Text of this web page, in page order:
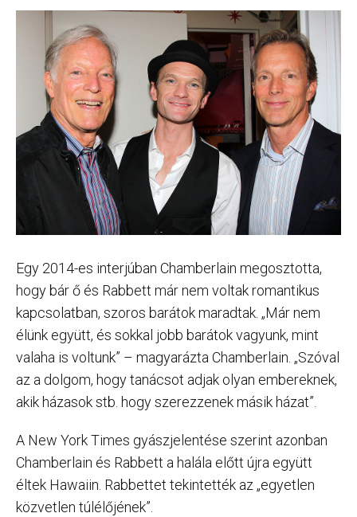
Egy 2014-es interjúban Chamberlain megosztotta,
hogy bár ő és Rabbett már nem voltak romantikus
kapcsolatban, szoros barátok maradtak. „Már nem
élünk együtt, és sokkal jobb barátok vagyunk, mint
valaha is voltunk” – magyarázta Chamberlain. „Szóval
az a dolgom, hogy tanácsot adjak olyan embereknek,
akik házasok stb. hogy szerezzenek másik házat”.
A New York Times gyászjelentése szerint azonban
Chamberlain és Rabbett a halála előtt újra együtt
éltek Hawaiin. Rabbettet tekintették az „egyetlen
közvetlen túlélőjének”.